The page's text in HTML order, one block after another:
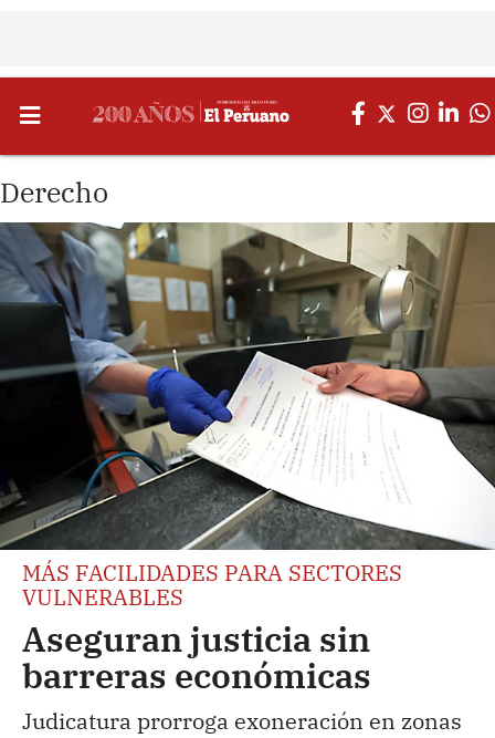
Derecho
MÁS FACILIDADES PARA SECTORES
VULNERABLES
Aseguran justicia sin
barreras económicas
Judicatura prorroga exoneración en zonas